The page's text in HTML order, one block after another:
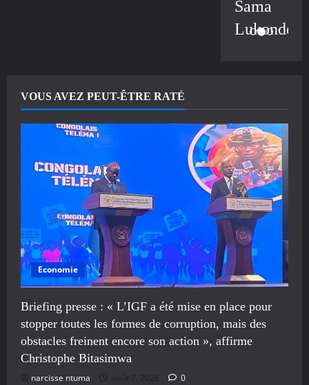
Sama
Lukonde
VOUS AVEZ PEUT-ÊTRE RATÉ
Economie
Briefing presse : « L’IGF a été mise en place pour
stopper toutes les formes de corruption, mais des
obstacles freinent encore son action », affirme
Christophe Bitasimwa
narcisse ntuma août 7, 2026 0